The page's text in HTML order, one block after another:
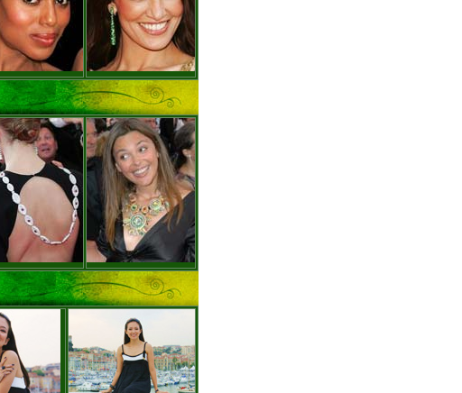
全度妍与导演李沧东
黛安-克鲁格典雅华美